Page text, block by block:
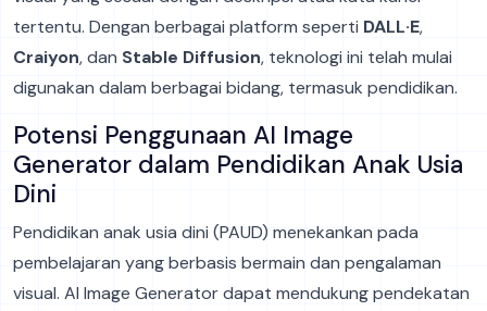
tertentu. Dengan berbagai platform seperti DALL·E,
Craiyon, dan Stable Diffusion, teknologi ini telah mulai
digunakan dalam berbagai bidang, termasuk pendidikan.
Potensi Penggunaan AI Image
Generator dalam Pendidikan Anak Usia
Dini
Pendidikan anak usia dini (PAUD) menekankan pada
pembelajaran yang berbasis bermain dan pengalaman
visual. AI Image Generator dapat mendukung pendekatan